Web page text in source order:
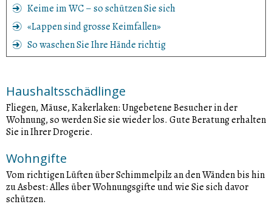
Keime im WC – so schützen Sie sich
«Lappen sind grosse Keimfallen»
So waschen Sie Ihre Hände richtig
Haushaltsschädlinge
Fliegen, Mäuse, Kakerlaken: Ungebetene Besucher in der
Wohnung, so werden Sie sie wieder los. Gute Beratung erhalten
Sie in Ihrer Drogerie.
Wohngifte
Vom richtigen Lüften über Schimmelpilz an den Wänden bis hin
zu Asbest: Alles über Wohnungsgifte und wie Sie sich davor
schützen.